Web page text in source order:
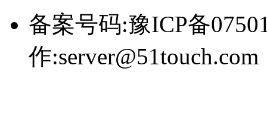
备案号码:豫ICP备
作:server@51touch.com